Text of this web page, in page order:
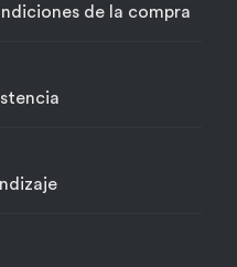
de la compra